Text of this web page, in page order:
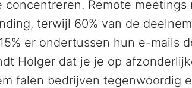
concentreren. Remote
terwijl 60% van de
er ondertussen hun e-mails
Holger dat je je op
falen bedrijven tegenwoordig